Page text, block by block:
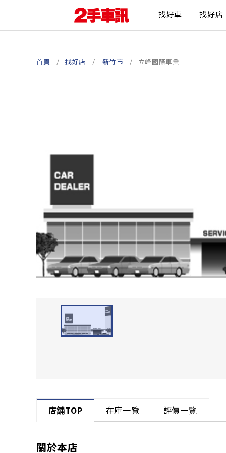
找好車 找好店
首頁 找好店 新竹市 立峰國際車業
店舗TOP 在庫一覽 評價一覽
關於本店